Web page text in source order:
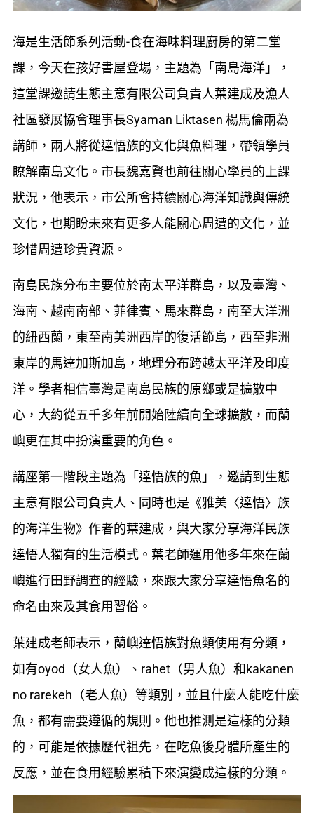
海是生活節系列活動-食在海味料理廚房的第二堂
課，今天在孩好書屋登場，主題為「南島海洋」，
這堂課邀請生態主意有限公司負責人葉建成及漁人
社區發展協會理事長Syaman Liktasen 楊馬倫兩為
講師，兩人將從達悟族的文化與魚料理，帶領學員
瞭解南島文化。市長魏嘉賢也前往關心學員的上課
狀況，他表示，市公所會持續關心海洋知識與傳統
文化，也期盼未來有更多人能關心周遭的文化，並
珍惜周遭珍貴資源。
南島民族分布主要位於南太平洋群島，以及臺灣、
海南、越南南部、菲律賓、馬來群島，南至大洋洲
的紐西蘭，東至南美洲西岸的復活節島，西至非洲
東岸的馬達加斯加島，地理分布跨越太平洋及印度
洋。學者相信臺灣是南島民族的原鄉或是擴散中
心，大約從五千多年前開始陸續向全球擴散，而蘭
嶼更在其中扮演重要的角色。
講座第一階段主題為「達悟族的魚」，邀請到生態
主意有限公司負責人、同時也是《雅美〈達悟〉族
的海洋生物》作者的葉建成，與大家分享海洋民族
達悟人獨有的生活模式。葉老師運用他多年來在蘭
嶼進行田野調查的經驗，來跟大家分享達悟魚名的
命名由來及其食用習俗。
葉建成老師表示，蘭嶼達悟族對魚類使用有分類，
如有oyod（女人魚）、rahet（男人魚）和kakanen
no rarekeh（老人魚）等類別，並且什麼人能吃什麼
魚，都有需要遵循的規則。他也推測是這樣的分類
的，可能是依據歷代祖先，在吃魚後身體所產生的
反應，並在食用經驗累積下來演變成這樣的分類。